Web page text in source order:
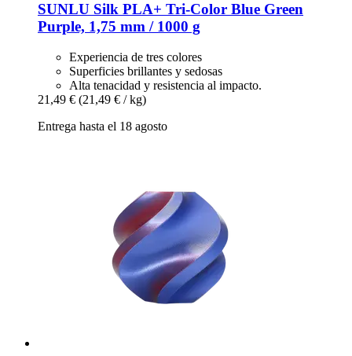
SUNLU Silk PLA+ Tri-​Color Blue Green
Purple, 1,75 mm / 1000 g
Experiencia de tres colores
Superficies brillantes y sedosas
Alta tenacidad y resistencia al impacto.
21,49 € (21,49 € / kg)
Entrega hasta el 18 agosto